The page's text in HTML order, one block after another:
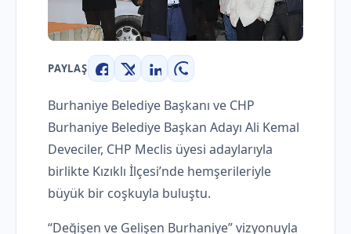
PAYLAŞ
Facebook
X LinkedInWhatsApp
Burhaniye Belediye Başkanı ve CHP
Burhaniye Belediye Başkan Adayı Ali Kemal
Deveciler, CHP Meclis üyesi adaylarıyla
birlikte Kızıklı İlçesi’nde hemşerileriyle
büyük bir coşkuyla buluştu.
“Değişen ve Gelişen Burhaniye” vizyonuyla